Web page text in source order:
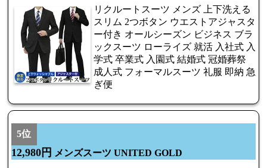
リクルートスーツ メンズ 上下洗える
スリム 2つボタン ウエストアジャスタ
ー付き オールシーズン ビジネス ブラ
ックスーツ ローライズ 就活 入社式 入
学式 卒業式 入園式 結婚式 冠婚葬祭
成人式 フォーマルスーツ 礼服 即納 急
ぎ便
5位
12,980円 メンズスーツ UNITED GOLD